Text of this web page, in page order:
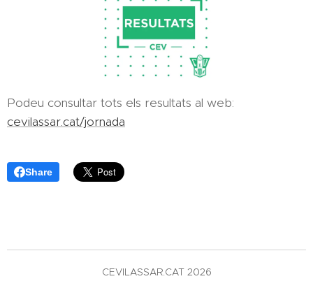
Podeu consultar tots els resultats al web:
cevilassar.cat/jornada
Share
CEVILASSAR.CAT 2026